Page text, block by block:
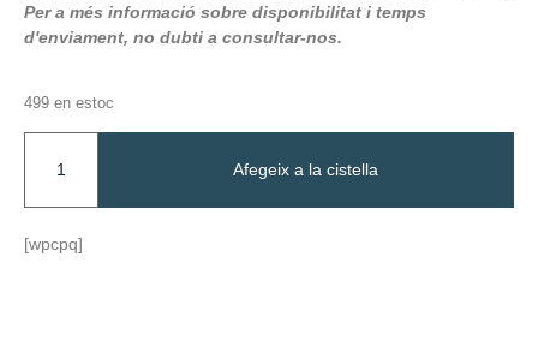
Per a més informació sobre disponibilitat i temps
d'enviament, no dubti a consultar-nos.
499 en estoc
Afegeix a la cistella
[wpcpq]